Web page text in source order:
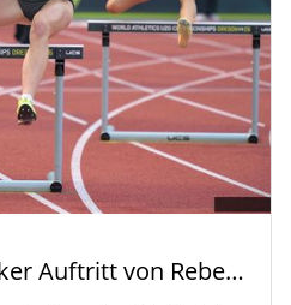
Eugene Tag 2: Starker Auftritt von Rebekka Feirle bei der U20-WM